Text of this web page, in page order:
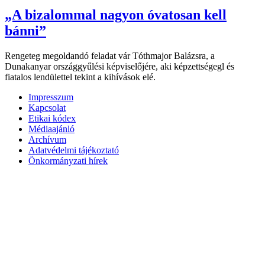
„A bizalommal nagyon óvatosan kell
bánni”
Rengeteg megoldandó feladat vár Tóthmajor Balázsra, a
Dunakanyar országgyűlési képviselőjére, aki képzettségegl és
fiatalos lendülettel tekint a kihívások elé.
Impresszum
Kapcsolat
Etikai kódex
Médiaajánló
Archívum
Adatvédelmi tájékoztató
Önkormányzati hírek